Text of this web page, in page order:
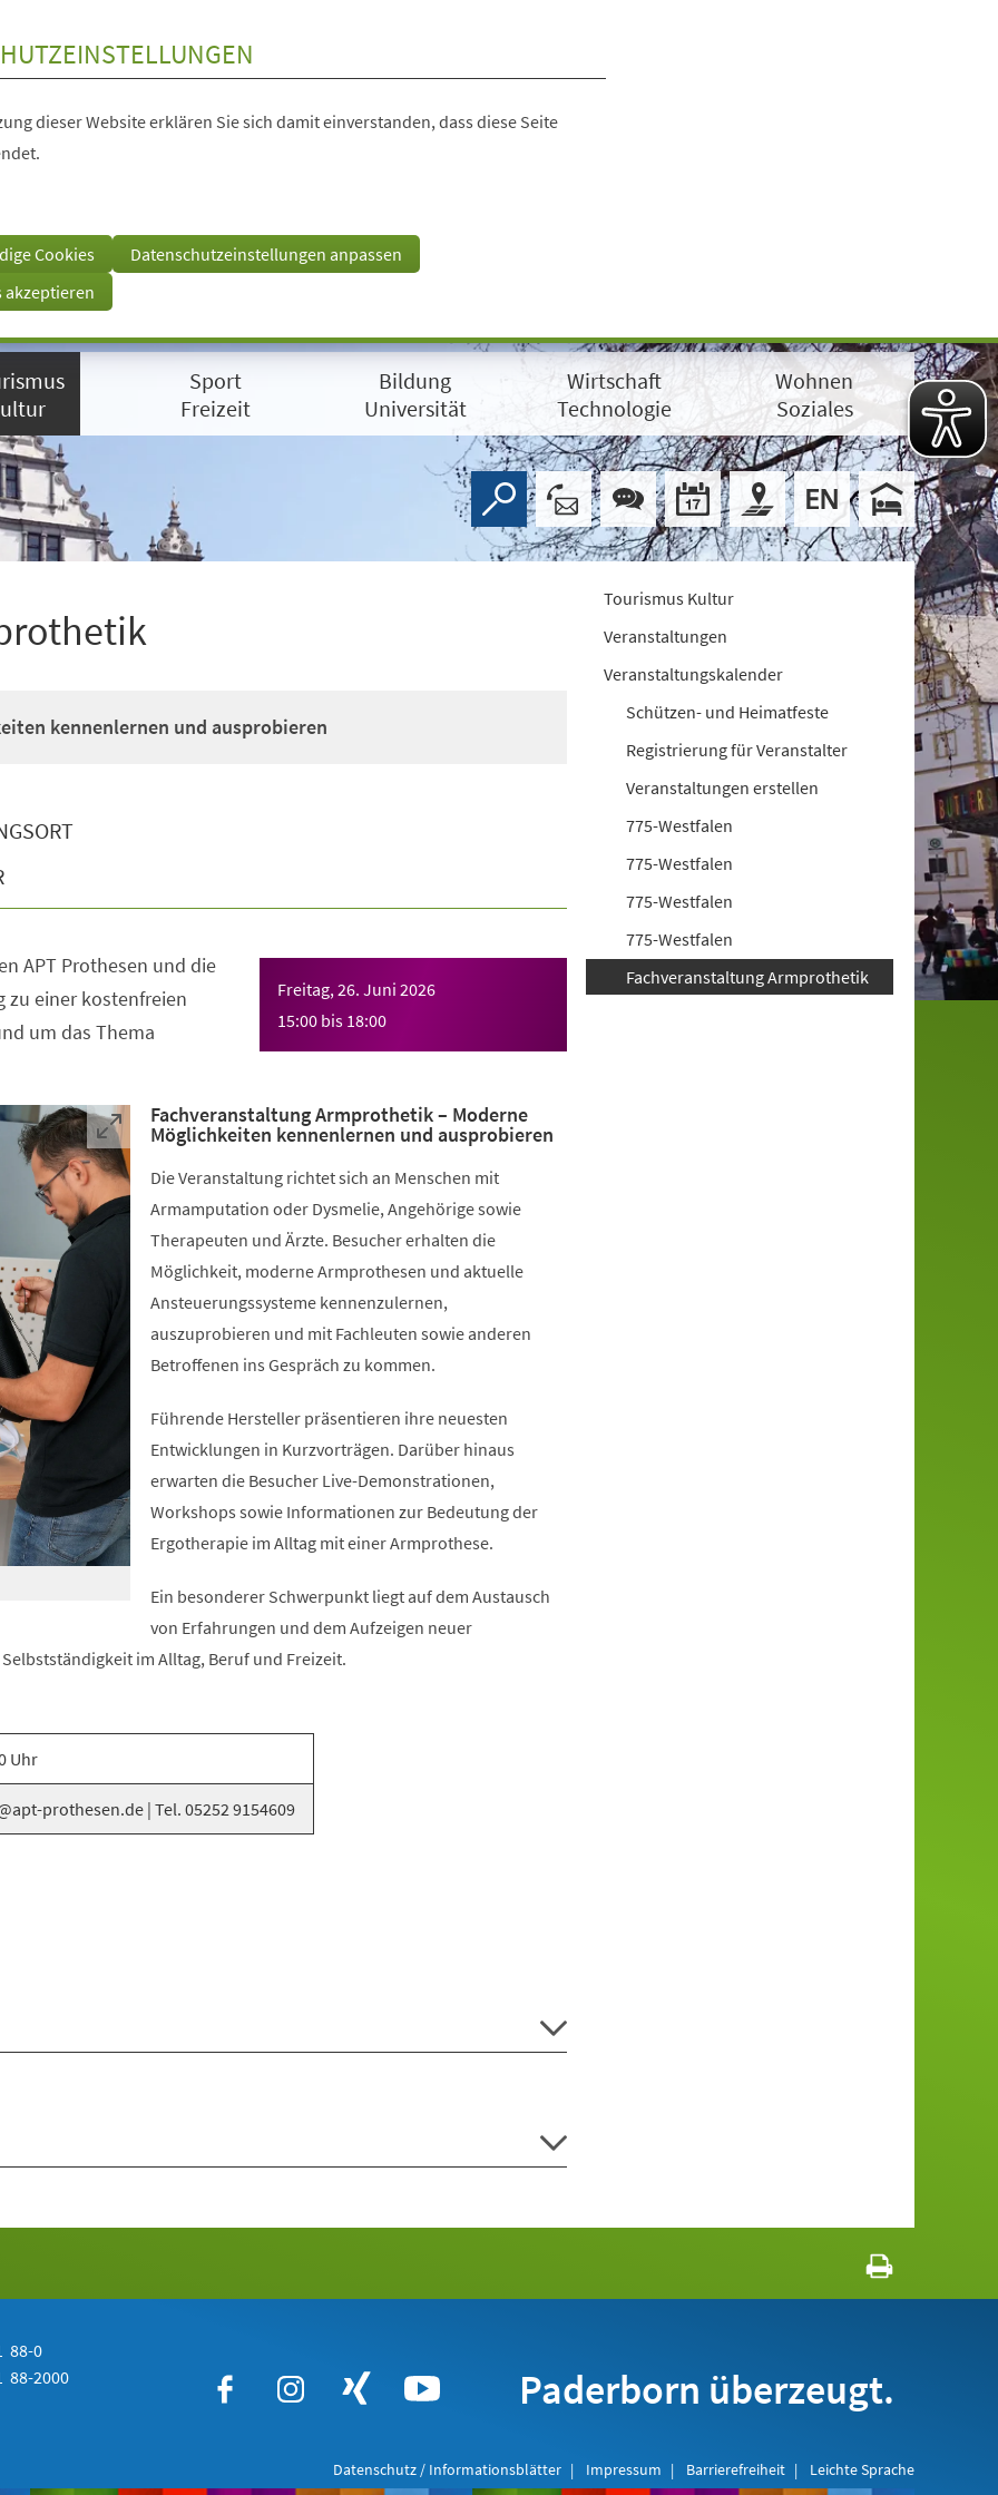
dieser Website erklären Sie sich damit einverstanden, dass diese Seite
Cookies
Datenschutzeinstellungen anpassen
akzeptieren
Sport
Freizeit
Bildung
Universität
Wirtschaft
Technologie
Wohnen
Soziales
kennenlernen und ausprobieren
Freitag, 26. Juni 2026
15:00 bis 18:00
APT Prothesen und die
zu einer kostenfreien
um das Thema
Fachveranstaltung Armprothetik – Moderne
Möglichkeiten kennenlernen und ausprobieren
Die Veranstaltung richtet sich an Menschen mit
Armamputation oder Dysmelie, Angehörige sowie
Therapeuten und Ärzte. Besucher erhalten die
Möglichkeit, moderne Armprothesen und aktuelle
Ansteuerungssysteme kennenzulernen,
auszuprobieren und mit Fachleuten sowie anderen
Betroffenen ins Gespräch zu kommen.
Führende Hersteller präsentieren ihre neuesten
Entwicklungen in Kurzvorträgen. Darüber hinaus
erwarten die Besucher Live-Demonstrationen,
Workshops sowie Informationen zur Bedeutung der
Ergotherapie im Alltag mit einer Armprothese.
Ein besonderer Schwerpunkt liegt auf dem Austausch
von Erfahrungen und dem Aufzeigen neuer
im Alltag, Beruf und Freizeit.
Uhr
prothesen.de | Tel. 05252 9154609
Tourismus Kultur
Veranstaltungen
Veranstaltungskalender
Schützen- und Heimatfeste
Registrierung für Veranstalter
Veranstaltungen erstellen
775-Westfalen
775-Westfalen
775-Westfalen
775-Westfalen
Fachveranstaltung Armprothetik
88-0
88-2000 Paderborn überzeugt.
Datenschutz / Informationsblätter Impressum Barrierefreiheit Leichte Sprache